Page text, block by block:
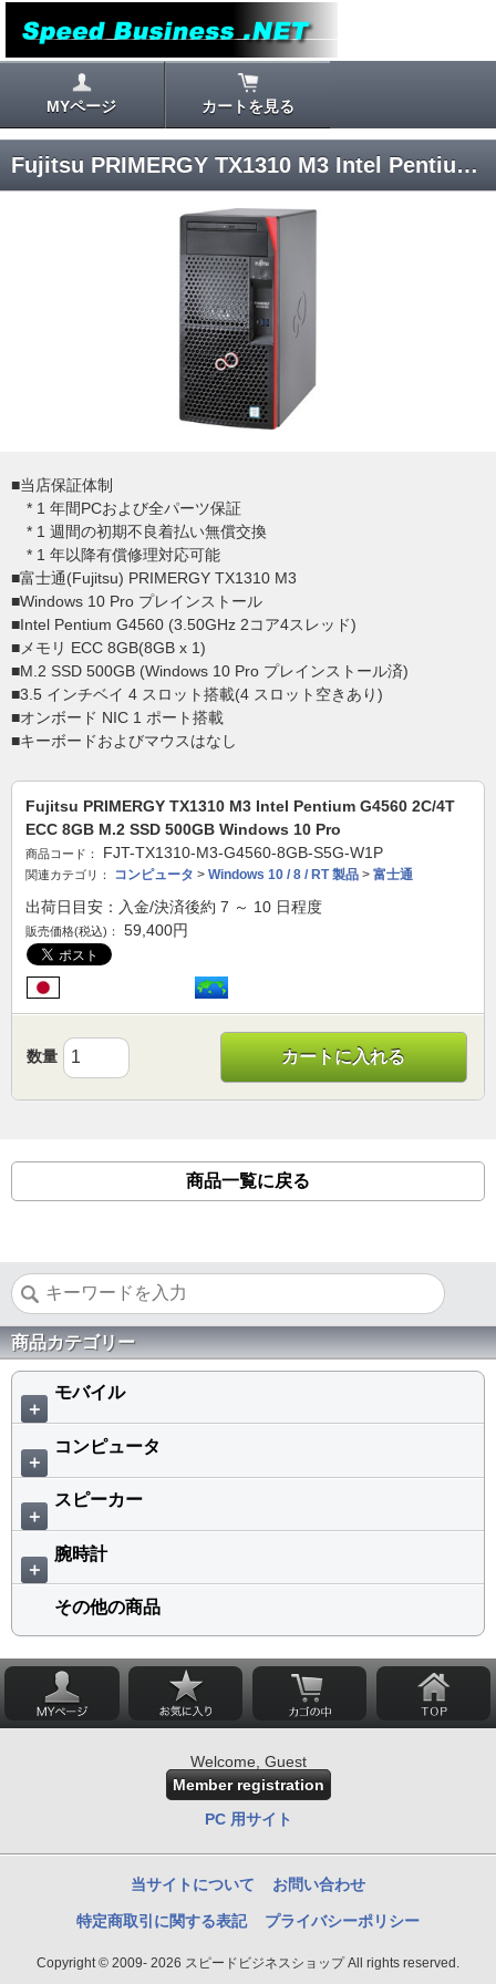
MYページ カートを見る
Fujitsu PRIMERGY TX1310 M3 Intel Pentium G4560 2C/4T ECC 8GB M.2 SSD 500GB Windows 10 Pro
■当店保証体制
* 1 年間PCおよび全パーツ保証
* 1 週間の初期不良着払い無償交換
* 1 年以降有償修理対応可能
■富士通(Fujitsu) PRIMERGY TX1310 M3
■Windows 10 Pro プレインストール
■Intel Pentium G4560 (3.50GHz 2コア4スレッド)
■メモリ ECC 8GB(8GB x 1)
■M.2 SSD 500GB (Windows 10 Pro プレインストール済)
■3.5 インチベイ 4 スロット搭載(4 スロット空きあり)
■オンボード NIC 1 ポート搭載
■キーボードおよびマウスはなし
Fujitsu PRIMERGY TX1310 M3 Intel Pentium G4560 2C/4T
ECC 8GB M.2 SSD 500GB Windows 10 Pro
商品コード： FJT-TX1310-M3-G4560-8GB-S5G-W1P
関連カテゴリ： コンピュータ > Windows 10 / 8 / RT 製品 > 富士通
出荷日目安：入金/決済後約 7 ～ 10 日程度
販売価格(税込)： 59,400円
数量 カートに入れる
商品一覧に戻る
商品カテゴリー
＋
モバイル
＋
コンピュータ
＋
スピーカー
＋
腕時計
その他の商品
Welcome, Guest
Member registration
PC 用サイト
当サイトについて お問い合わせ
特定商取引に関する表記 プライバシーポリシー
Copyright © 2009- 2026 スピードビジネスショップ All rights reserved.